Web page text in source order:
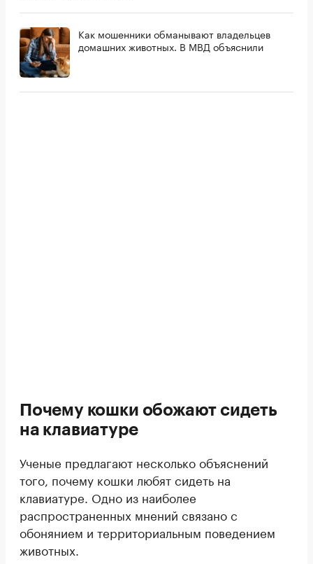
Как мошенники обманывают владельцев
домашних животных. В МВД объяснили
Почему кошки обожают сидеть
на клавиатуре
Ученые предлагают несколько объяснений
того, почему кошки любят сидеть на
клавиатуре. Одно из наиболее
распространенных мнений связано с
обонянием и территориальным поведением
животных.